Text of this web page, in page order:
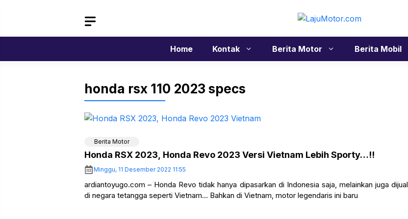
Home Kontak Berita Motor Berita Mobil
honda rsx 110 2023 specs
Berita Motor
Honda RSX 2023, Honda Revo 2023 Versi Vietnam Lebih Sporty…!!
Minggu, 11 Desember 2022 11:55
ardiantoyugo.com – Honda Revo tidak hanya dipasarkan di Indonesia saja, melainkan juga dijual
di negara tetangga seperti Vietnam… Bahkan di Vietnam, motor legendaris ini baru